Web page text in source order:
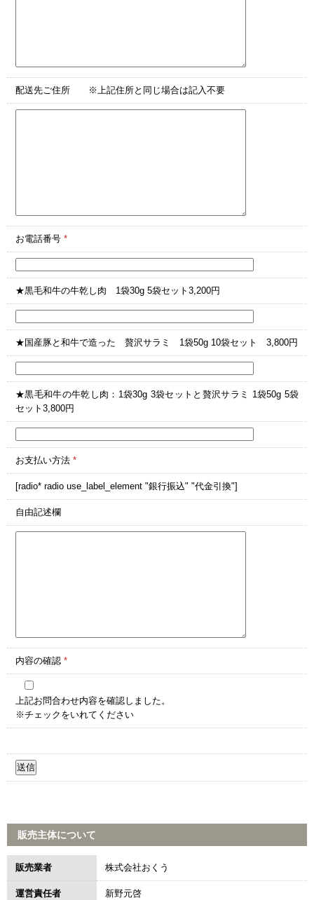
配送先ご住所 ※上記住所と同じ場合は記入不要
お電話番号 *
★黒毛和牛の牛乾し肉 1袋30g 5袋セット3,200円
★国産豚と和牛で造った 贅沢サラミ 1袋50g 10袋セット 3,800円
★黒毛和牛の牛乾し肉：1袋30g 3袋セットと贅沢サラミ 1袋50g 5袋
セット3,800円
お支払い方法 *
[radio* radio use_label_element "銀行振込" "代金引換"]
自由記述欄
内容の確認 *
上記お問合わせ内容を確認しました。
※チェックをいれてください
販売主体について
販売業者 株式会社おくう
運営責任者 新野元啓